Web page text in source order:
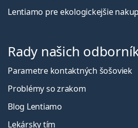
Lentiamo pre ekologickejšie
Rady našich
Parametre kontaktných šošoviek
Problémy so zrakom
Blog Lentiamo
Lekársky tím